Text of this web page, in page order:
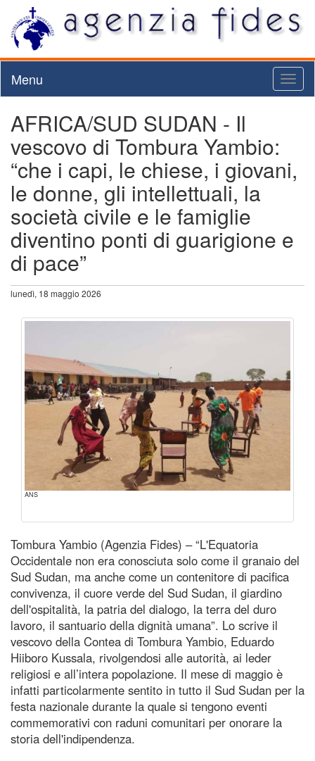
Menu
AFRICA/SUD SUDAN - Il
vescovo di Tombura Yambio:
“che i capi, le chiese, i giovani,
le donne, gli intellettuali, la
società civile e le famiglie
diventino ponti di guarigione e
di pace”
lunedì, 18 maggio 2026
ANS
Tombura Yambio (Agenzia Fides) – “L'Equatoria
Occidentale non era conosciuta solo come il granaio del
Sud Sudan, ma anche come un contenitore di pacifica
convivenza, il cuore verde del Sud Sudan, il giardino
dell'ospitalità, la patria del dialogo, la terra del duro
lavoro, il santuario della dignità umana”. Lo scrive il
vescovo della Contea di Tombura Yambio, Eduardo
Hiiboro Kussala, rivolgendosi alle autorità, ai leder
religiosi e all’intera popolazione. Il mese di maggio è
infatti particolarmente sentito in tutto il Sud Sudan per la
festa nazionale durante la quale si tengono eventi
commemorativi con raduni comunitari per onorare la
storia dell'indipendenza.